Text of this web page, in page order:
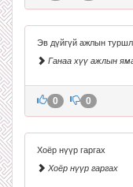
Эв дүйгүй ажлын
Ганаа хүү ажлын
0 0
Хоёр нүүр гаргах
Хоёр нүүр гаргах